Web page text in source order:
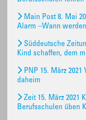
Main Post 8. Mai
Alarm –Wann
Süddeutsche
Kind schaffen, dem
PNP 15. März
daheim
Zeit 15. März 2021
Berufsschulen üben